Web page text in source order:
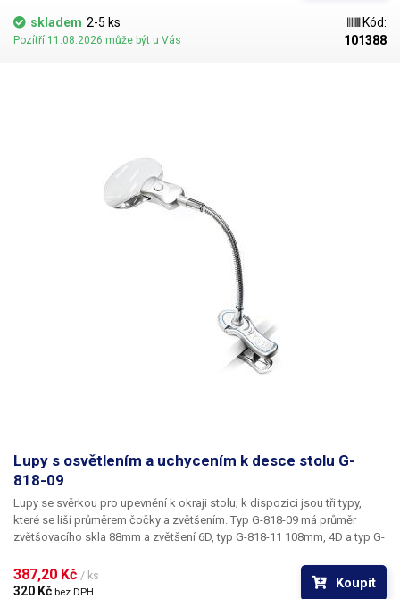
skladem 2-5 ks
Pozítří 11.08.2026 může být u Vás
Kód:
101388
Lupy s osvětlením a uchycením k desce stolu G-
818-09
Lupy se svěrkou pro upevnění k okraji stolu; k dispozici jsou tři typy,
které se liší průměrem čočky a zvětšením. Typ G-818-09 má průměr
zvětšovacího skla 88mm a zvětšení 6D, typ G-818-11 108mm, 4D a typ G-
387,20 Kč / ks
320 Kč bez DPH
Koupit